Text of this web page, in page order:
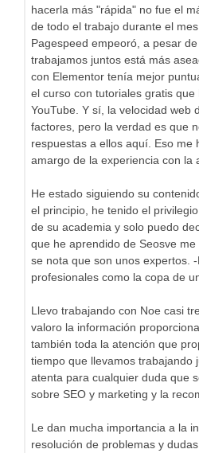
hacerla más "rápida" no fue el
de todo el trabajo durante el
Pagespeed empeoró, a pesar
trabajamos juntos está más
con Elementor tenía mejor
el curso con tutoriales gratis que
YouTube. Y sí, la velocidad web
factores, pero la verdad es que
respuestas a ellos aquí. Eso me
amargo de la experiencia con la
He estado siguiendo su
el principio, he tenido el
de su academia y solo puedo
que he aprendido de Seosve
se nota que son unos expertos.
profesionales como la copa de
Llevo trabajando con Noe casi
valoro la información
también toda la atención que
tiempo que llevamos trabajando
atenta para cualquier duda que
sobre SEO y marketing y la
Le dan mucha importancia a la
resolución de problemas y